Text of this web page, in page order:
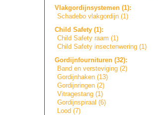
Vlakgordijnsystemen (1):
Schadebo vlakgordijn (1)
Child Safety (1):
Child Safety raam (1)
Child Safety insectenwering (1)
Gordijnfournituren (32):
Band en versteviging (2)
Gordijnhaken (13)
Gordijnringen (2)
Vitragestang (1)
Gordijnspiraal (6)
Lood (7)